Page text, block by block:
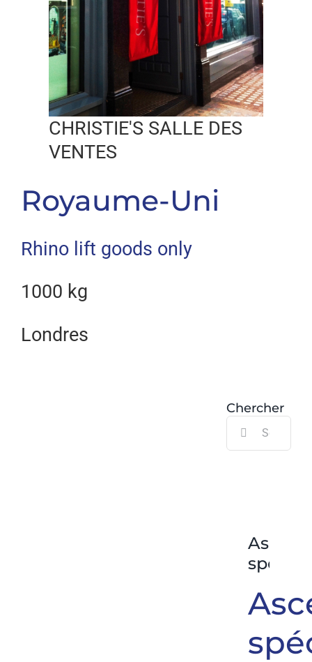
CHRISTIE'S SALLE DES
VENTES
Royaume-Uni
Rhino lift goods only
1000 kg
Londres
Chercher
Search
for: